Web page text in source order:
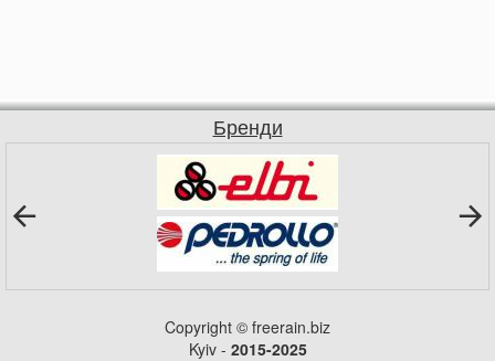
Бренди
Copyright © freerain.biz
Kyiv - 2015-2025